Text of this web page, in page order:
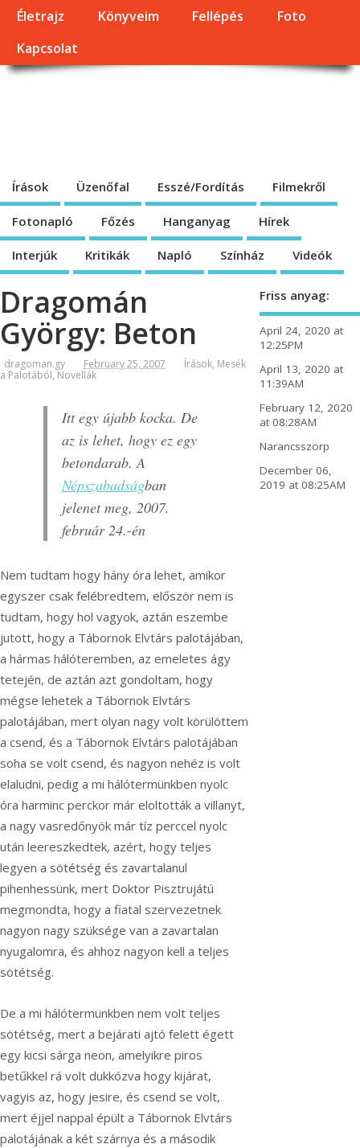
Életrajz Könyveim Fellépés
Foto
Kapcsolat
Írások Üzenőfal Esszé/Fordítás Filmekről
Fotonapló Főzés Hanganyag Hírek
Interjúk Kritikák Napló Színház Videók
Dragomán
György: Beton
dragoman.gy February 25, 2007 Írások, Mesék
a Palotából, Novellák
Itt egy újabb kocka. De
az is lehet, hogy ez egy
betondarab. A
Népszabadságban
jelenet meg, 2007.
február 24.-én
Nem tudtam hogy hány óra lehet, amikor
egyszer csak felébredtem, először nem is
tudtam, hogy hol vagyok, aztán eszembe
jutott, hogy a Tábornok Elvtárs palotájában,
a hármas hálóteremben, az emeletes ágy
tetején, de aztán azt gondoltam, hogy
mégse lehetek a Tábornok Elvtárs
palotájában, mert olyan nagy volt körülöttem
a csend, és a Tábornok Elvtárs palotájában
soha se volt csend, és nagyon nehéz is volt
elaludni, pedig a mi hálótermünkben nyolc
óra harminc perckor már eloltották a villanyt,
a nagy vasredőnyök már tíz perccel nyolc
után leereszkedtek, azért, hogy teljes
legyen a sötétség és zavartalanul
pihenhessünk, mert Doktor Pisztrujátú
megmondta, hogy a fiatal szervezetnek
nagyon nagy szüksége van a zavartalan
nyugalomra, és ahhoz nagyon kell a teljes
sötétség.
De a mi hálótermünkben nem volt teljes
sötétség, mert a bejárati ajtó felett égett
egy kicsi sárga neon, amelyikre piros
betűkkel rá volt dukkózva hogy kijárat,
vagyis az, hogy jesire, és csend se volt,
mert éjjel nappal épült a Tábornok Elvtárs
palotájának a két szárnya és a második
Friss anyag:
April 24, 2020 at
12:25PM
April 13, 2020 at
11:39AM
February 12, 2020
at 08:28AM
Narancsszörp
December 06,
2019 at 08:25AM